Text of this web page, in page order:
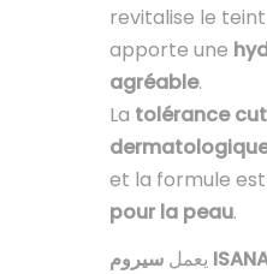
revitalise le
apporte une
agréable.
La tolérance
et la formule est
pour la peau.
يعمل سيروم ISANA المكثف بفيتامين C